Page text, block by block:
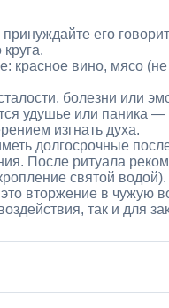
его
красное вино, мясо
болезни или
удушье или паника
изгнать духа.
долгосрочные
После ритуала
святой водой).
вторжение в чужую
так и для